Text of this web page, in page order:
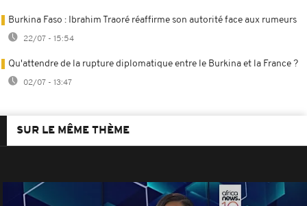
Burkina Faso : Ibrahim Traoré réaffirme son autorité face aux rumeurs
22/07 - 15:54
Qu'attendre de la rupture diplomatique entre le Burkina et la France ?
02/07 - 13:47
SUR LE MÊME THÈME